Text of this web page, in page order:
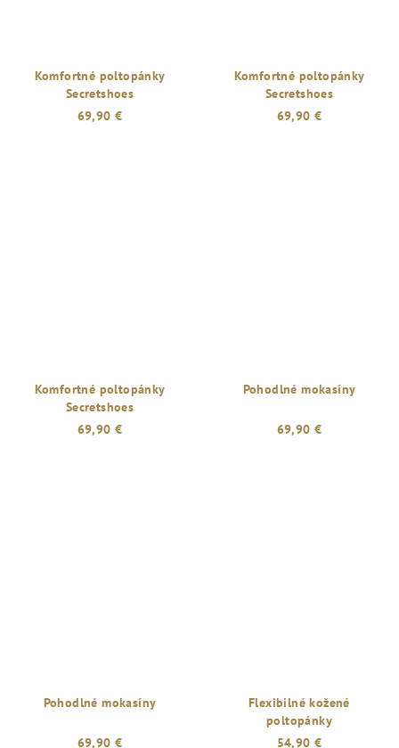
Komfortné poltopánky
Secretshoes
69,90 €
Komfortné poltopánky
Secretshoes
69,90 €
Komfortné poltopánky
Secretshoes
69,90 €
Pohodlné mokasíny
69,90 €
Pohodlné mokasíny
69,90 €
Flexibilné kožené
poltopánky
54,90 €